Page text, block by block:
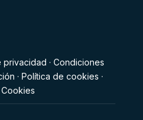
privacidad ·Condiciones
·Política de cookies ·